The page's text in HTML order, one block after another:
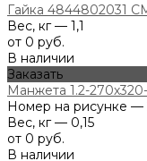
Гайка 4844802031
Вес, кг — 1,1
от 0 руб.
В наличии
Заказать
Манжета 1.2-
Номер на рисунке —
Вес, кг — 0,15
от 0 руб.
В наличии